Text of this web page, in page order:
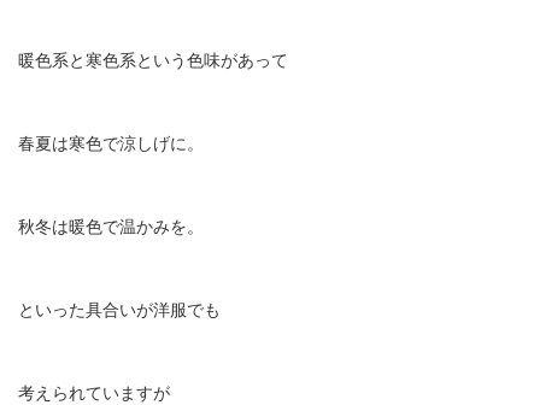
暖色系と寒色系という色味があって
春夏は寒色で涼しげに。
秋冬は暖色で温かみを。
といった具合いが洋服でも
考えられていますが